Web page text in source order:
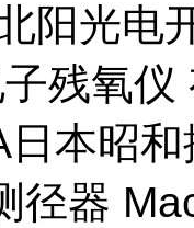
阳光电
残氧
本昭
径器